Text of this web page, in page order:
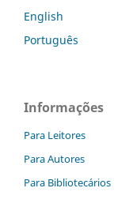
English
Português
Informações
Para Leitores
Para Autores
Para Bibliotecários